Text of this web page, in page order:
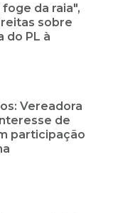
foge da raia",
sobre
do PL à
Vereadora
de
participação